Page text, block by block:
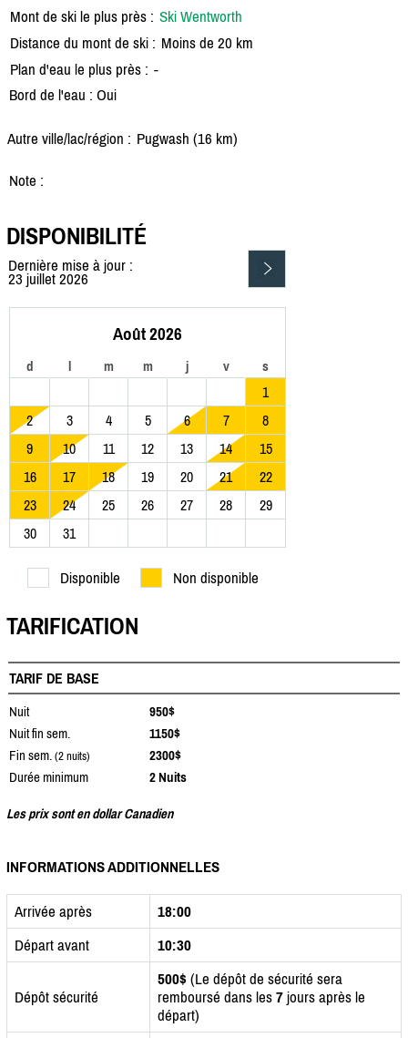
Mont de ski le plus près : Ski Wentworth
Distance du mont de ski : Moins de 20 km
Plan d'eau le plus près : -
Bord de l'eau : Oui
Autre ville/lac/région : Pugwash (16 km)
Note :
DISPONIBILITÉ
Dernière mise à jour :
23 juillet 2026
Août 2026
d l m m j v s
1
2
3 4 5 6 7
8
9
10 11 12 13 14
15
16
17 18 19 20 21
22
23
24 25 26 27 28
29
30
31
Disponible Non disponible
TARIFICATION
TARIF DE BASE
Nuit
950$
Nuit fin sem.
1150$
Fin sem. (2 nuits)
2300$
Durée minimum
2 Nuits
Les prix sont en dollar Canadien
INFORMATIONS ADDITIONNELLES
Arrivée après
18:00
Départ avant
10:30
Dépôt sécurité
500$ (Le dépôt de sécurité sera
remboursé dans les 7 jours après le
départ)